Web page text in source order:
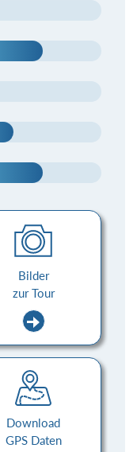
Bilder
zur Tour
Download
GPS Daten